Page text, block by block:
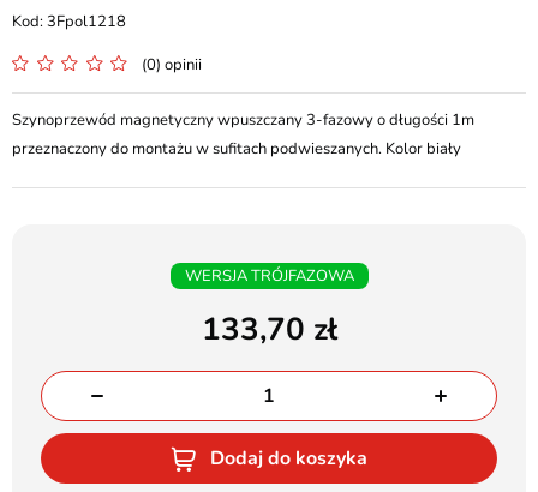
3Fpol1218
(0) opinii
Szynoprzewód magnetyczny wpuszczany 3-fazowy o długości 1m
przeznaczony do montażu w sufitach podwieszanych. Kolor biały
WERSJA TRÓJFAZOWA
133,70
Dodaj do koszyka